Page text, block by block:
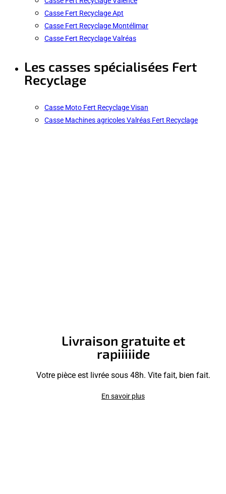
Casse Fert Recyclage Apt
Casse Fert Recyclage Montélimar
Casse Fert Recyclage Valréas
Les casses spécialisées Fert
Recyclage
Casse Moto Fert Recyclage Visan
Casse Machines agricoles Valréas Fert Recyclage
Livraison gratuite et
rapiiiiide
Votre pièce est livrée sous 48h. Vite fait, bien fait.
En savoir plus